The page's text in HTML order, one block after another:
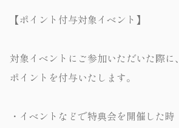
【ポイント付与対象イベント】
対象イベントにご参加いただいた際に、
ポイントを付与いたします。
・イベントなどで特典会を開催した時